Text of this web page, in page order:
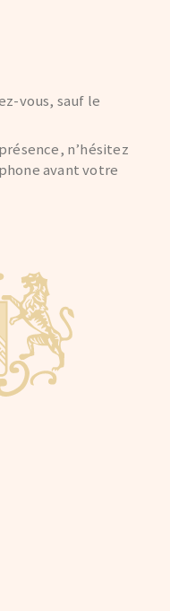
vous, sauf le
n’hésitez
avant votre